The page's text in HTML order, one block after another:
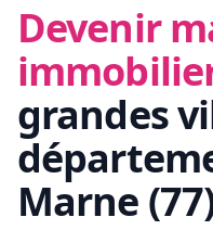
Devenir
grandes
Marne (77